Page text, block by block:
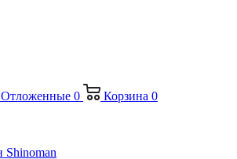
Отложенные 0 Корзина 0